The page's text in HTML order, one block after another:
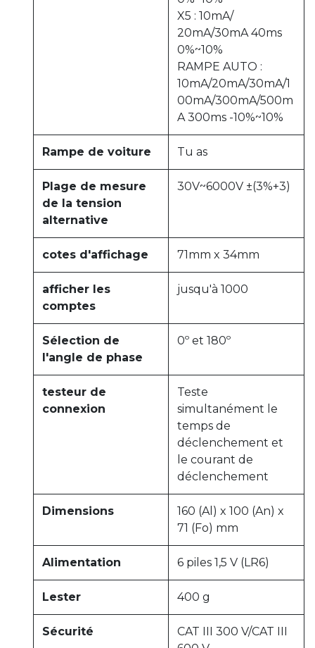
X5 : 10mA/
20mA/30mA 40ms
0%~10%
RAMPE AUTO :
10mA/20mA/30mA/1
00mA/300mA/500m
A 300ms -10%~10%
Rampe de voiture Tu as
Plage de mesure
de la tension
alternative
30V~6000V ±(3%+3)
cotes d'affichage 71mm x 34mm
afficher les
comptes
jusqu'à 1000
Sélection de
l'angle de phase
0º et 180º
testeur de
connexion
Teste
simultanément le
temps de
déclenchement et
le courant de
déclenchement
Dimensions
160 (Al) x 100 (An) x
71 (Fo) mm
Alimentation 6 piles 1,5 V (LR6)
Lester 400 g
Sécurité
CAT III 300 V/CAT III